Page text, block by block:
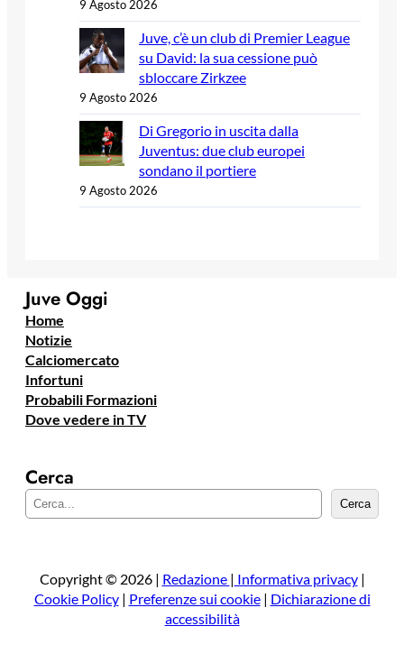
9 Agosto 2026
Juve, c’è un club di Premier League
su David: la sua cessione può
sbloccare Zirkzee
9 Agosto 2026
Di Gregorio in uscita dalla
Juventus: due club europei
sondano il portiere
9 Agosto 2026
Juve Oggi
Home
Notizie
Calciomercato
Infortuni
Probabili Formazioni
Dove vedere in TV
Cerca
e
a
Cerca
Copyright © 2026 | Redazione | Informativa privacy|
Cookie Policy| Preferenze sui cookie| Dichiarazione di
accessibilità